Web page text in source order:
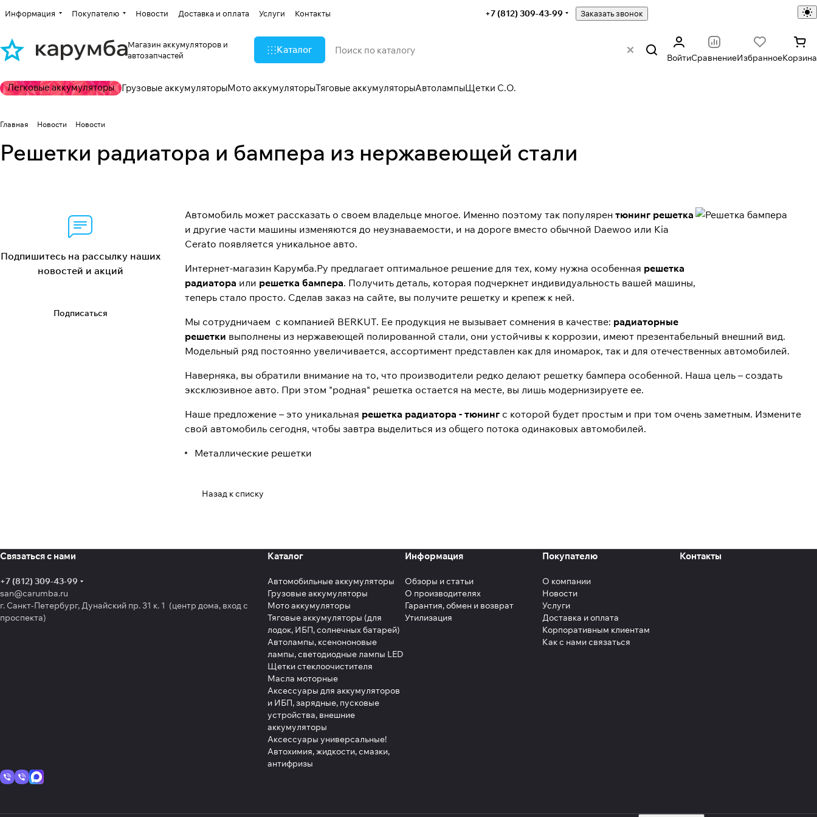
Информация Покупателю Новости Доставка и оплата Услуги Контакты +7 (812) 309-43-99 Заказать звонок
Магазин аккумуляторов и
автозапчастей
Каталог
ВойтиСравнениеИзбранноеКорзина
Легковые аккумуляторы Грузовые аккумуляторыМото аккумуляторыТяговые аккумуляторыАвтолампыЩетки С.О.
Главная Новости Новости
Решетки радиатора и бампера из нержавеющей стали
Автомобиль может рассказать о своем владельце многое. Именно поэтому так популярен тюнинг решетка
и другие части машины изменяются до неузнаваемости, и на дороге вместо обычной Daewoo или Kia
Cerato появляется уникальное авто.
Интернет-магазин Карумба.Ру предлагает оптимальное решение для тех, кому нужна особенная решетка
радиатора или решетка бампера. Получить деталь, которая подчеркнет индивидуальность вашей машины,
теперь стало просто. Сделав заказ на сайте, вы получите решетку и крепеж к ней.
Мы сотрудничаем с компанией BERKUT. Ее продукция не вызывает сомнения в качестве: радиаторные
решетки выполнены из нержавеющей полированной стали, они устойчивы к коррозии, имеют презентабельный внешний вид.
Модельный ряд постоянно увеличивается, ассортимент представлен как для иномарок, так и для отечественных автомобилей.
Наверняка, вы обратили внимание на то, что производители редко делают решетку бампера особенной. Наша цель – создать
эксклюзивное авто. При этом "родная" решетка остается на месте, вы лишь модернизируете ее.
Наше предложение – это уникальная решетка радиатора - тюнинг с которой будет простым и при том очень заметным. Измените
свой автомобиль сегодня, чтобы завтра выделиться из общего потока одинаковых автомобилей.
Металлические решетки
Назад к списку
Подпишитесь на рассылку наших
новостей и акций
Подписаться
Связаться с нами
+7 (812) 309-43-99
san@carumba.ru
г. Санкт-Петербург, Дунайский пр. 31 к. 1 (центр дома, вход с
проспекта)
Каталог
Автомобильные аккумуляторы
Грузовые аккумуляторы
Мото аккумуляторы
Тяговые аккумуляторы (для
лодок, ИБП, солнечных батарей)
Автолампы, ксенононовые
лампы, светодиодные лампы LED
Щетки стеклоочистителя
Масла моторные
Аксессуары для аккумуляторов
и ИБП, зарядные, пусковые
устройства, внешние
аккумуляторы
Аксессуары универсальные!
Автохимия, жидкости, смазки,
антифризы
Информация
Обзоры и статьи
О производителях
Гарантия, обмен и возврат
Утилизация
Покупателю
О компании
Новости
Услуги
Доставка и оплата
Корпоративным клиентам
Как с нами связаться
Контакты